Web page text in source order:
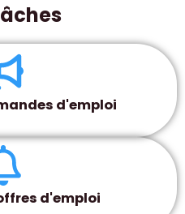
d'emploi
d'emploi